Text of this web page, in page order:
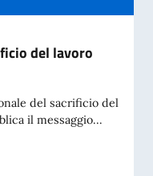
del lavoro
del sacrificio del
il messaggio...